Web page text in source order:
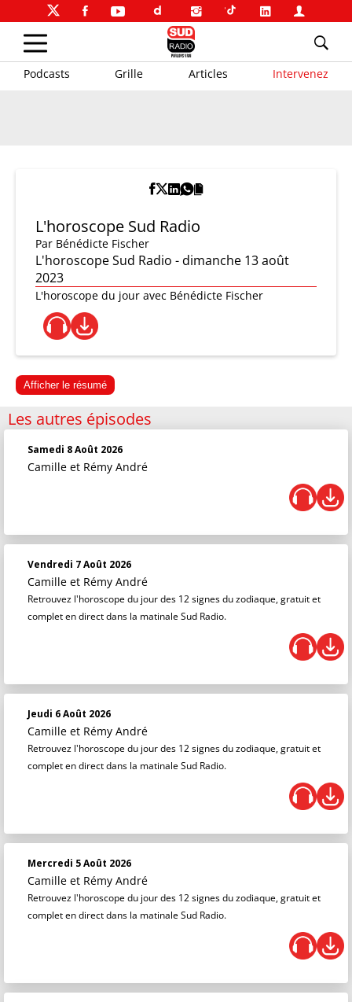
Podcasts Grille Articles Intervenez
L'horoscope Sud Radio
Par Bénédicte Fischer
L'horoscope Sud Radio - dimanche 13 août
2023
L'horoscope du jour avec Bénédicte Fischer
Afficher le résumé
Les autres épisodes
Samedi 8 Août 2026
Camille et Rémy André
Vendredi 7 Août 2026
Camille et Rémy André
Retrouvez l'horoscope du jour des 12 signes du zodiaque, gratuit et
complet en direct dans la matinale Sud Radio.
Jeudi 6 Août 2026
Camille et Rémy André
Retrouvez l'horoscope du jour des 12 signes du zodiaque, gratuit et
complet en direct dans la matinale Sud Radio.
Mercredi 5 Août 2026
Camille et Rémy André
Retrouvez l'horoscope du jour des 12 signes du zodiaque, gratuit et
complet en direct dans la matinale Sud Radio.